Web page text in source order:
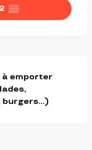
▒▒
à emporter
burgers...)